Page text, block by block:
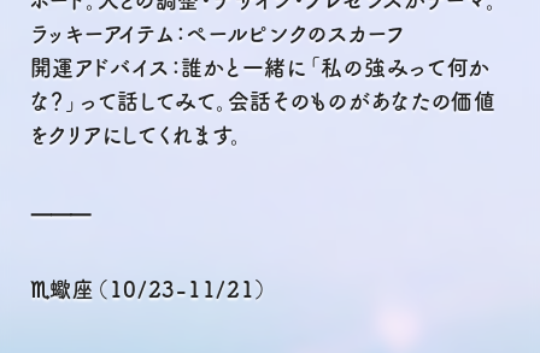
ラッキーアイテム：ペールピンクのスカーフ
開運アドバイス：誰かと一緒に「私の強みって何か
な？」って話してみて。会話そのものがあなたの価値
をクリアにしてくれます。
⸻
♏蠍座（10/23-11/21）